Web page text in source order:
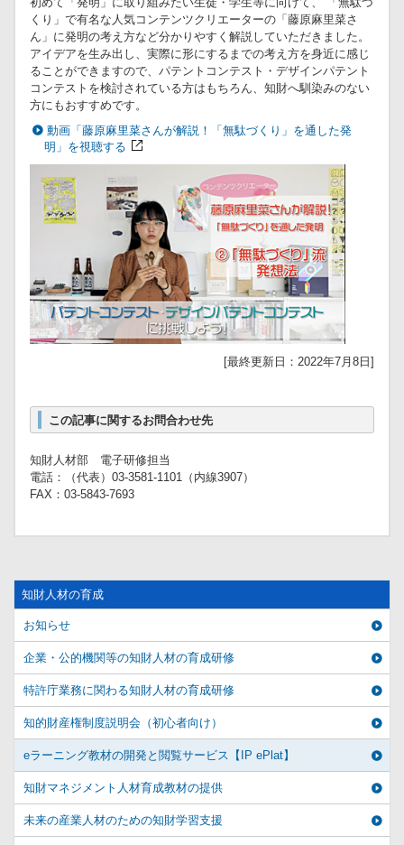
くり」で有名な人気コンテンツクリエーターの「藤原麻里菜さ
ん」に発明の考え方など分かりやすく解説していただきました。
アイデアを生み出し、実際に形にするまでの考え方を身近に感じ
ることができますので、パテントコンテスト・デザインパテント
コンテストを検討されている方はもちろん、知財へ馴染みのない
方にもおすすめです。
動画「藤原麻里菜さんが解説！「無駄づくり」を通した発
明」を視聴する
[最終更新日：2022年7月8日]
この記事に関するお問合わせ先
知財人材部 電子研修担当
電話：（代表）03-3581-1101（内線3907）
FAX：03-5843-7693
知財人材の育成
お知らせ
企業・公的機関等の知財人材の育成研修
特許庁業務に関わる知財人材の育成研修
知的財産権制度説明会（初心者向け）
eラーニング教材の開発と閲覧サービス【IP ePlat】
知財マネジメント人材育成教材の提供
未来の産業人材のための知財学習支援